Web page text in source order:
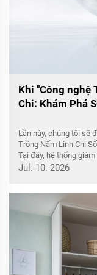
Khi "Công nghệ
Chi: Khám Phá
Lần này, chúng tôi sẽ
Trồng Nấm Linh Chi
Tại đây, hệ thống
thống chiếu sáng
Jul. 10. 2026